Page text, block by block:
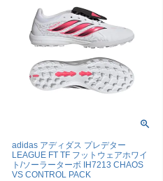
adidas アディダス プレデター
LEAGUE FT TF フットウェアホワイ
ト/ソーラーターボ IH7213 CHAOS
VS CONTROL PACK